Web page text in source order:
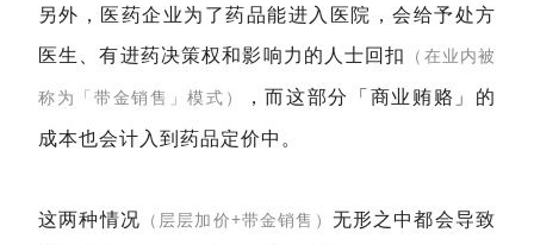
另外，医药企业为了药品能进入医院，会给予处方
医生、有进药决策权和影响力的人士回扣 （在业内被
称为「带金销售」模式）
，而这部分「商业贿赂」的
成本也会计入到药品定价中。
这两种情况 （层层加价+带金销售） 无形之中都会导致